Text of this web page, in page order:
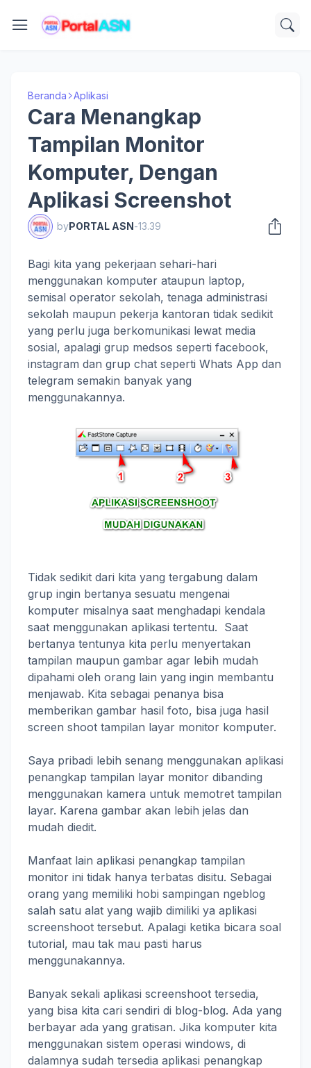
Beranda Aplikasi
Cara Menangkap
Tampilan Monitor
Komputer, Dengan
Aplikasi Screenshot
byPORTAL ASN-13.39
Bagi kita yang pekerjaan sehari-hari
menggunakan komputer ataupun laptop,
semisal operator sekolah, tenaga administrasi
sekolah maupun pekerja kantoran tidak sedikit
yang perlu juga berkomunikasi lewat media
sosial, apalagi grup medsos seperti facebook,
instagram dan grup chat seperti Whats App dan
telegram semakin banyak yang
menggunakannya.
Tidak sedikit dari kita yang tergabung dalam
grup ingin bertanya sesuatu mengenai
komputer misalnya saat menghadapi kendala
saat menggunakan aplikasi tertentu. Saat
bertanya tentunya kita perlu menyertakan
tampilan maupun gambar agar lebih mudah
dipahami oleh orang lain yang ingin membantu
menjawab. Kita sebagai penanya bisa
memberikan gambar hasil foto, bisa juga hasil
screen shoot tampilan layar monitor komputer.
Saya pribadi lebih senang menggunakan aplikasi
penangkap tampilan layar monitor dibanding
menggunakan kamera untuk memotret tampilan
layar. Karena gambar akan lebih jelas dan
mudah diedit.
Manfaat lain aplikasi penangkap tampilan
monitor ini tidak hanya terbatas disitu. Sebagai
orang yang memiliki hobi sampingan ngeblog
salah satu alat yang wajib dimiliki ya aplikasi
screenshoot tersebut. Apalagi ketika bicara soal
tutorial, mau tak mau pasti harus
menggunakannya.
Banyak sekali aplikasi screenshoot tersedia,
yang bisa kita cari sendiri di blog-blog. Ada yang
berbayar ada yang gratisan. Jika komputer kita
menggunakan sistem operasi windows, di
dalamnya sudah tersedia aplikasi penangkap